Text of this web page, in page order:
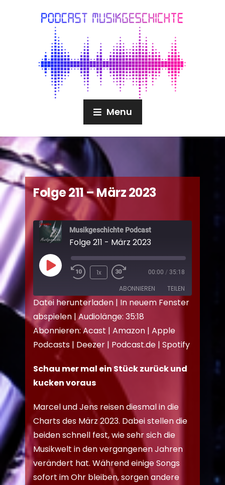
Menu
Folge 211 – März 2023
Musikgeschichte Podcast
Folge 211 - März 2023
1x 00:00 / 35:18
ABONNIEREN TEILEN
Acast Amazon
Apple Podcasts Deezer
Podcast.de Spotify
RSS FEED
TEILEN
LINK
EMBED
Datei herunterladen | In neuem Fenster
abspielen |Audiolänge: 35:18
Abonnieren:Acast | Amazon | Apple
Podcasts | Deezer | Podcast.de | Spotify
Schau mer mal ein Stück zurück und
kucken voraus
Marcel und Jens reisen diesmal in die
Charts des März 2023. Dabei stellen die
beiden schnell fest, wie sehr sich die
Musikwelt in den vergangenen Jahren
verändert hat. Während einige Songs
sofort im Ohr bleiben, sorgen andere